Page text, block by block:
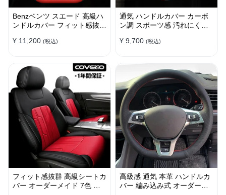
Benzベンツ スエード 高級ハ
ンドルカバー フィット感抜群
38CM
¥ 11,200 (税込)
通気 ハンドルカバー カーボ
ン調 スポーツ感 汚れにくい
け簡単 38CM
¥ 9,700 (税込)
フィット感抜群 高級シートカ
バー オーダーメイド 7色 防
高級感 通気 本革 ハンドルカ
バー 編み込み式 オーダーメ